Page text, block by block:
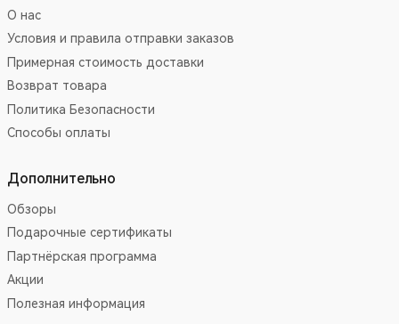
О нас
Условия и правила отправки заказов
Примерная стоимость доставки
Возврат товара
Политика Безопасности
Способы оплаты
Дополнительно
Обзоры
Подарочные сертификаты
Партнёрская программа
Акции
Полезная информация